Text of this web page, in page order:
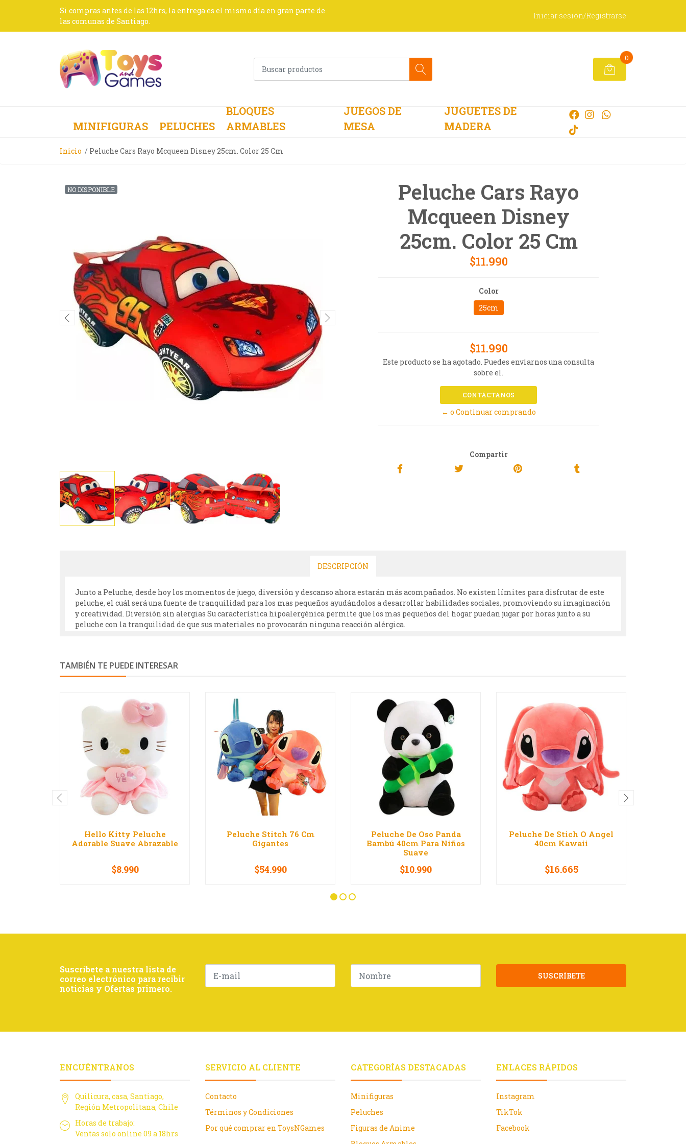
Si compras antes de las 12hrs, la entrega es el mismo día en gran parte de
las comunas de Santiago.
Iniciar sesión/Registrarse
0
MINIFIGURAS PELUCHES
BLOQUES
ARMABLES
JUEGOS DE
MESA
JUGUETES DE
MADERA
Inicio Peluche Cars Rayo Mcqueen Disney 25cm. Color 25 Cm
NO DISPONIBLE
Peluche Cars Rayo
Mcqueen Disney
25cm. Color 25 Cm
$11.990
Color
25cm
$11.990
Este producto se ha agotado. Puedes enviarnos una consulta
sobre el.
CONTÁCTANOS
← o Continuar comprando
Compartir
DESCRIPCIÓN
Junto a Peluche, desde hoy los momentos de juego, diversión y descanso ahora estarán más acompañados. No existen límites para disfrutar de este
peluche, el cuál será una fuente de tranquilidad para los mas pequeños ayudándolos a desarrollar habilidades sociales, promoviendo su imaginación
y creatividad. Diversión sin alergias Su característica hipoalergénica permite que los mas pequeños del hogar puedan jugar por horas junto a su
peluche con la tranquilidad de que sus materiales no provocarán ninguna reacción alérgica.
TAMBIÉN TE PUEDE INTERESAR
Hello Kitty Peluche
Adorable Suave Abrazable
+
$8.990
Peluche Stitch 76 Cm
Gigantes
+
$54.990
Peluche De Oso Panda
Bambú 40cm Para Niños
Suave
+
$10.990
Peluche De Stich O Angel
40cm Kawaii
+
$16.665
Suscríbete a nuestra lista de
correo electrónico para recibir
noticias y Ofertas primero.
SUSCRÍBETE
ENCUÉNTRANOS
Quilicura, casa, Santiago,
Región Metropolitana, Chile
Horas de trabajo:
Ventas solo online 09 a 18hrs
SERVICIO AL CLIENTE
Contacto
Términos y Condiciones
Por qué comprar en ToysNGames
CATEGORÍAS DESTACADAS
Minifiguras
Peluches
Figuras de Anime
ENLACES RÁPIDOS
Instagram
TikTok
Facebook